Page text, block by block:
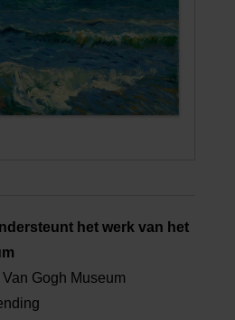
het werk van het
Gogh Museum